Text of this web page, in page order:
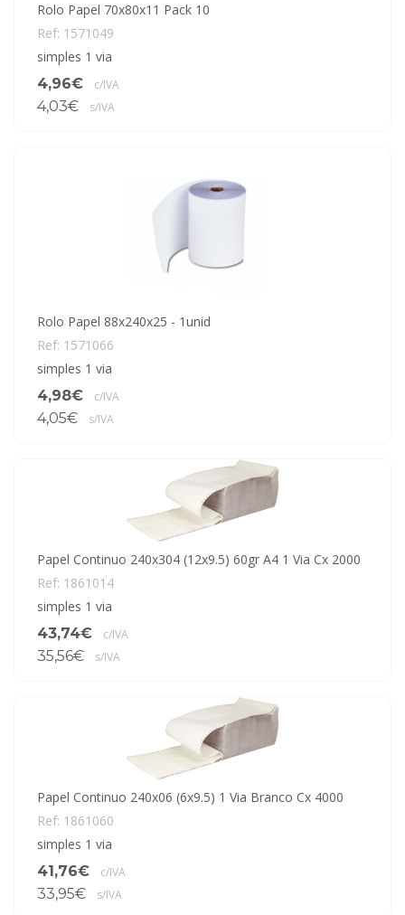
Rolo Papel 70x80x11 Pack 10
Ref: 1571049
simples 1 via
4,96€
c/IVA
4,03€ s/IVA
Rolo Papel 88x240x25 - 1unid
Ref: 1571066
simples 1 via
4,98€
c/IVA
4,05€ s/IVA
Papel Continuo 240x304 (12x9.5) 60gr A4 1 Via Cx 2000
Ref: 1861014
simples 1 via
43,74€
c/IVA
35,56€ s/IVA
Papel Continuo 240x06 (6x9.5) 1 Via Branco Cx 4000
Ref: 1861060
simples 1 via
41,76€
c/IVA
33,95€ s/IVA